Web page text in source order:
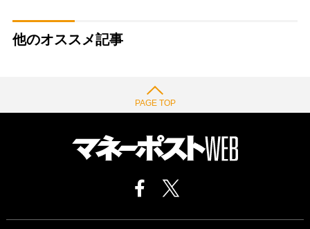
他のオススメ記事
PAGE TOP